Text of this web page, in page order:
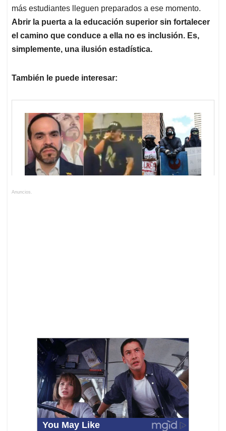
más estudiantes lleguen preparados a ese momento.
Abrir la puerta a la educación superior sin fortalecer
el camino que conduce a ella no es inclusión. Es,
simplemente, una ilusión estadística.
También le puede interesar:
Anuncios.